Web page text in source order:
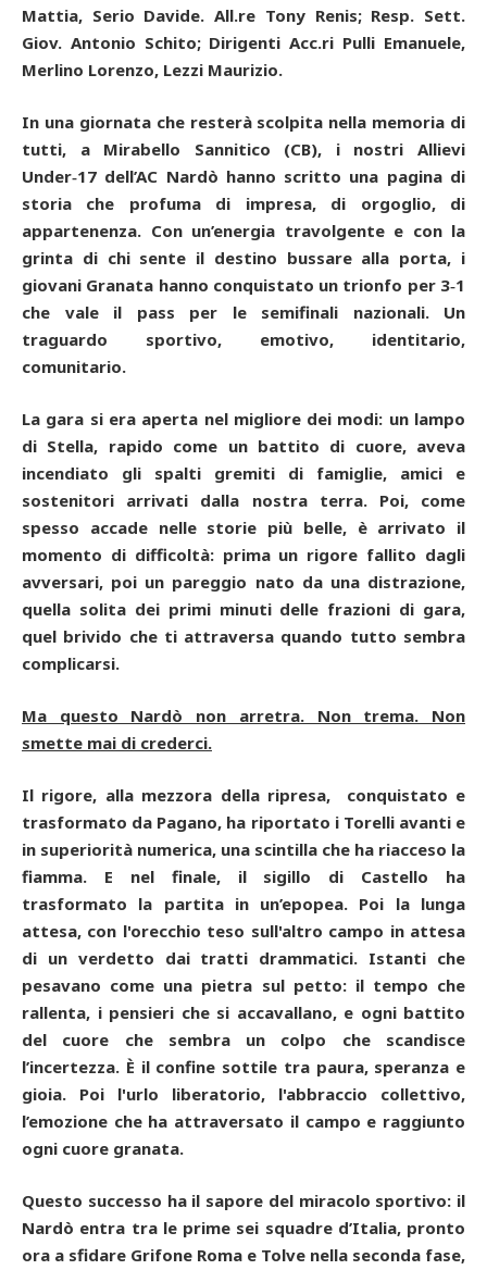
Mattia, Serio Davide. All.re Tony Renis; Resp. Sett.
Giov. Antonio Schito; Dirigenti Acc.ri Pulli Emanuele,
Merlino Lorenzo, Lezzi Maurizio.
In una giornata che resterà scolpita nella memoria di
tutti, a Mirabello Sannitico (CB), i nostri Allievi
Under‑17 dell’AC Nardò hanno scritto una pagina di
storia che profuma di impresa, di orgoglio, di
appartenenza. Con un’energia travolgente e con la
grinta di chi sente il destino bussare alla porta, i
giovani Granata hanno conquistato un trionfo per 3‑1
che vale il pass per le semifinali nazionali. Un
traguardo sportivo, emotivo, identitario,
comunitario.
La gara si era aperta nel migliore dei modi: un lampo
di Stella, rapido come un battito di cuore, aveva
incendiato gli spalti gremiti di famiglie, amici e
sostenitori arrivati dalla nostra terra. Poi, come
spesso accade nelle storie più belle, è arrivato il
momento di difficoltà: prima un rigore fallito dagli
avversari, poi un pareggio nato da una distrazione,
quella solita dei primi minuti delle frazioni di gara,
quel brivido che ti attraversa quando tutto sembra
complicarsi.
Ma questo Nardò non arretra. Non trema. Non
smette mai di crederci.
Il rigore, alla mezzora della ripresa, conquistato e
trasformato da Pagano, ha riportato i Torelli avanti e
in superiorità numerica, una scintilla che ha riacceso la
fiamma. E nel finale, il sigillo di Castello ha
trasformato la partita in un’epopea. Poi la lunga
attesa, con l'orecchio teso sull'altro campo in attesa
di un verdetto dai tratti drammatici. Istanti che
pesavano come una pietra sul petto: il tempo che
rallenta, i pensieri che si accavallano, e ogni battito
del cuore che sembra un colpo che scandisce
l’incertezza. È il confine sottile tra paura, speranza e
gioia. Poi l'urlo liberatorio, l'abbraccio collettivo,
l’emozione che ha attraversato il campo e raggiunto
ogni cuore granata.
Questo successo ha il sapore del miracolo sportivo: il
Nardò entra tra le prime sei squadre d’Italia, pronto
ora a sfidare Grifone Roma e Tolve nella seconda fase,